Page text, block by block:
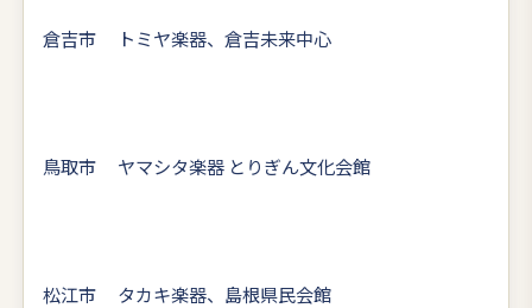
倉吉市 トミヤ楽器、倉吉未来中心
鳥取市 ヤマシタ楽器 とりぎん文化会館
松江市 タカキ楽器、島根県民会館